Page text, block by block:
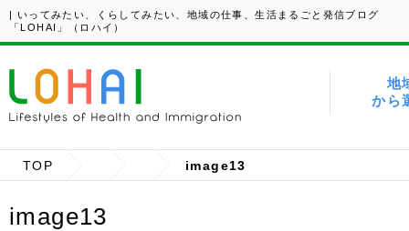
| いってみたい、くらしてみたい、地域の仕事、生活まるごと発信ブログ
「LOHAI」（ロハイ）
地
から
TOP image13
image13